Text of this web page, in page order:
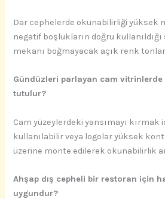
Dar cephelerde okunabilirliği yüksek
negatif boşlukların doğru
mekanı boğmayacak açık renk
Gündüzleri parlayan cam vitrinlerde
tutulur?
Cam yüzeylerdeki yansımayı
kullanılabilir veya logolar yüksek
üzerine monte edilerek okunabilirlik
Ahşap dış cepheli bir restoran için
uygundur?